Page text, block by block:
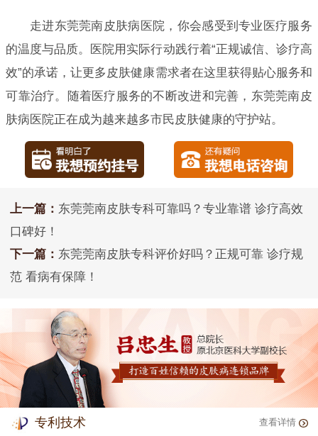
走进东莞莞南皮肤病医院，你会感受到专业医疗服务
的温度与品质。医院用实际行动践行着“正规诚信、诊疗高
效”的承诺，让更多皮肤健康需求者在这里获得贴心服务和
可靠治疗。随着医疗服务的不断改进和完善，东莞莞南皮
肤病医院正在成为越来越多市民皮肤健康的守护站。
上一篇： 东莞莞南皮肤专科可靠吗？专业靠谱 诊疗高效
口碑好！
下一篇： 东莞莞南皮肤专科评价好吗？正规可靠 诊疗规
范 看病有保障！
专利技术 查看详情